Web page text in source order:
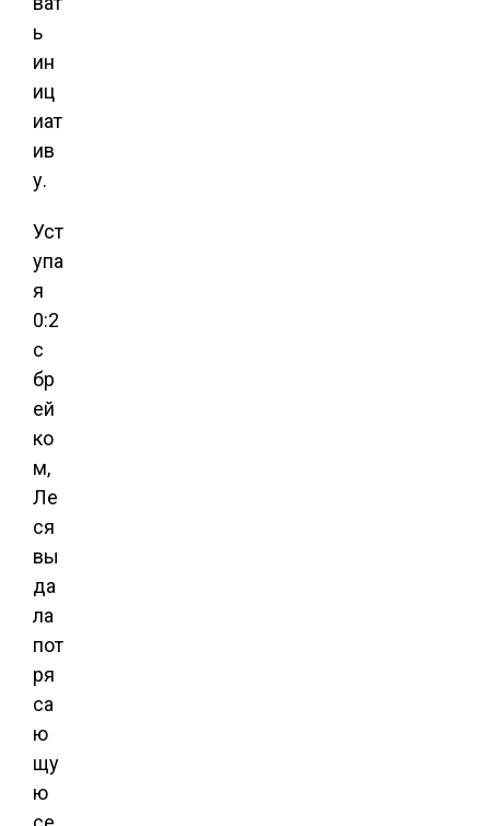
ь
ин
иц
иат
ив
у.
Уст
упа
я
0:2
с
бр
ей
ко
м,
Ле
ся
вы
да
ла
пот
ря
са
ю
щу
ю